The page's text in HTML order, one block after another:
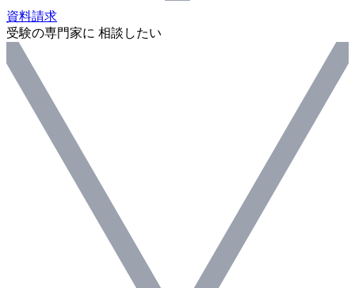
資料請求
受験の専門家に 相談したい